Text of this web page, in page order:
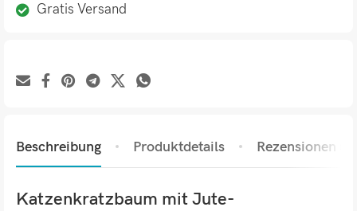
Gratis Versand
Beschreibung Produktdetails Rezensionen (0)
Katzenkratzbaum mit Jute-